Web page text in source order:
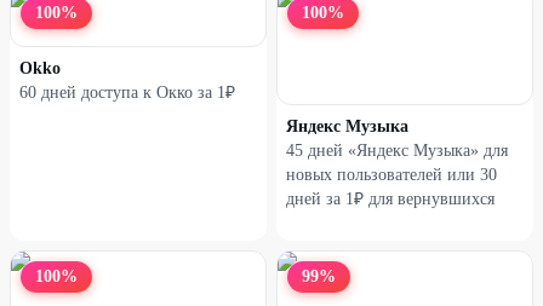
100%
Okko
60 дней доступа к Окко за 1₽
100%
Яндекс Музыка
45 дней «Яндекс Музыка» для
новых пользователей или 30
дней за 1₽ для вернувшихся
100% 99%